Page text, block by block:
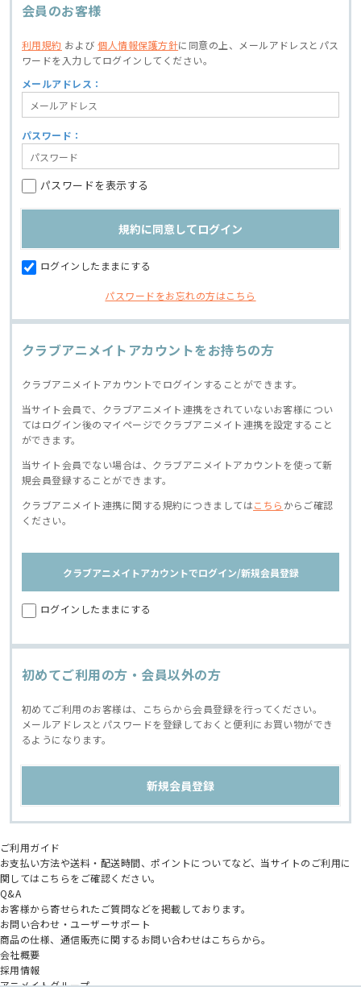
会員のお客様
利用規約 および個人情報保護方針に同意の上、
メールアドレスとパス
ワードを入力してログインしてください。
メールアドレス：
パスワード：
パスワードを表示する
ログインしたままにする
パスワードをお忘れの方はこちら
クラブアニメイトアカウントをお持ちの方
クラブアニメイトアカウントでログインすることができます。
当サイト会員で、クラブアニメイト連携をされていないお客様につい
てはログイン後のマイページでクラブアニメイト連携を設定すること
ができます。
当サイト会員でない場合は、クラブアニメイトアカウントを使って新
規会員登録することができます。
クラブアニメイト連携に関する規約につきましてはこちら からご確認
ください。
クラブアニメイトアカウントでログイン/新規会員登録
ログインしたままにする
初めてご利用の方・会員以外の方
初めてご利用のお客様は、こちらから会員登録を行ってください。
メールアドレスとパスワードを登録しておくと便利にお買い物ができ
るようになります。
ご利用ガイド
お支払い方法や送料・配送時間、ポイントについてなど、当サイトのご利用に
関してはこちらをご確認ください。
Q&A
お客様から寄せられたご質問などを掲載しております。
お問い合わせ・ユーザーサポート
商品の仕様、通信販売に関するお問い合わせはこちらから。
会社概要
採用情報